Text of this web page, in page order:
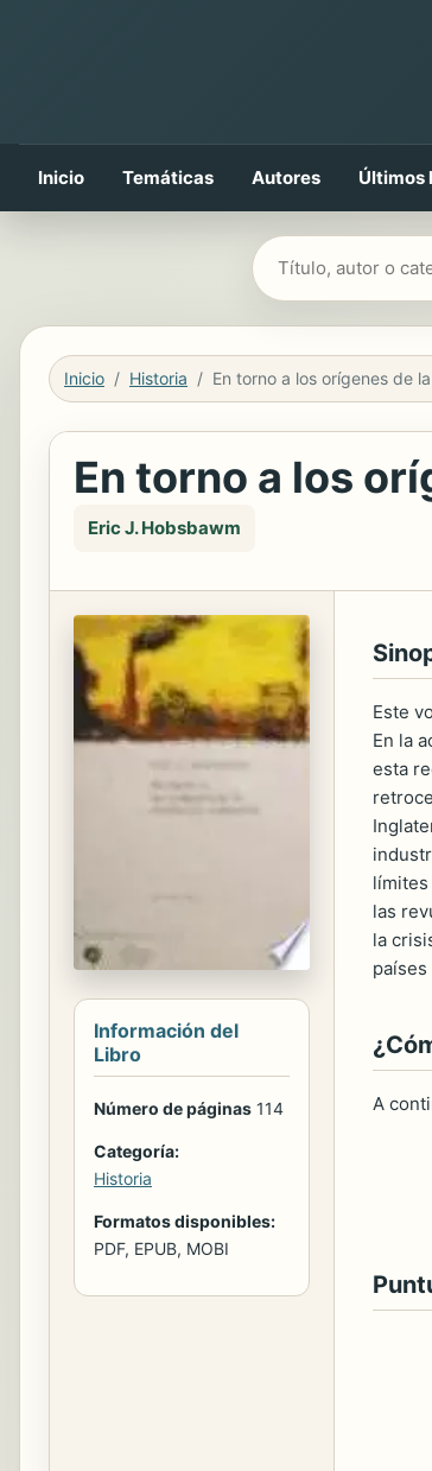
Inicio Temáticas Autores Últimos
Buscar libros
Inicio Historia
En torno a los
Eric J. Hobsbawm
Información del
Libro
Número de páginas 114
Categoría:
Historia
Formatos disponibles:
PDF, EPUB, MOBI
Este
En la
esta
las
la
A